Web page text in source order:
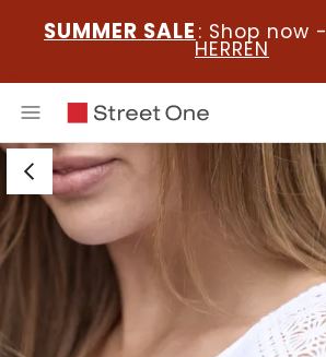
SUMMER SALE : Shop now -
HERREN